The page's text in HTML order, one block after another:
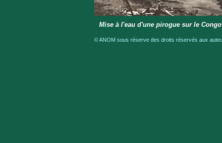
Mise à l'eau d'une pirogue sur le Congo
© ANOM sous réserve des droits réservés aux